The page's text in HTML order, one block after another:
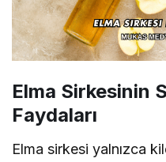
Elma Sirkesinin
Faydaları
Elma sirkesi yalnızca